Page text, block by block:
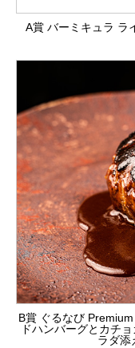
A賞 バーミキュラ ラ
B賞 ぐるなび
ドハンバーグとカチ
ラダ添